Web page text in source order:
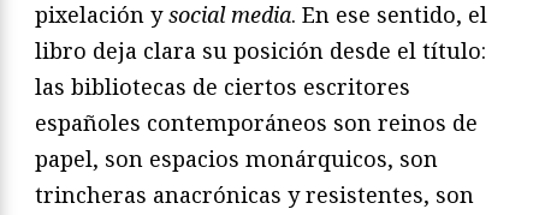
pixelación ysocial media. En ese sentido, el
libro deja clara su posición desde el título:
las bibliotecas de ciertos escritores
españoles contemporáneos son reinos de
papel, son espacios monárquicos, son
trincheras anacrónicas y resistentes, son